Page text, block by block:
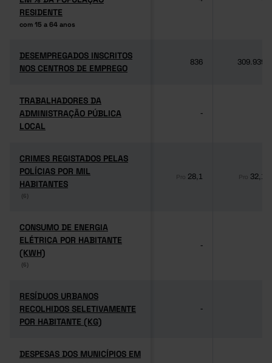
RESIDENTE
com 15 a 64 anos
RESIDENTE
com 15 a 64 anos
DESEMPREGADOS INSCRITOS
NOS CENTROS DE EMPREGO
DESEMPREGADOS INSCRITOS
NOS CENTROS DE EMPREGO
836 309.939
TRABALHADORES DA
ADMINISTRAÇÃO PÚBLICA
LOCAL
TRABALHADORES DA
ADMINISTRAÇÃO PÚBLICA
LOCAL
-
CRIMES REGISTADOS PELAS
POLÍCIAS POR MIL
HABITANTES
(6)
CRIMES REGISTADOS PELAS
POLÍCIAS POR MIL
HABITANTES
(6)
Pro 28,1 Pro 32,1
CONSUMO DE ENERGIA
ELÉTRICA POR HABITANTE
(KWH)
(6)
CONSUMO DE ENERGIA
ELÉTRICA POR HABITANTE
(KWH)
(6)
-
RESÍDUOS URBANOS
RECOLHIDOS SELETIVAMENTE
POR HABITANTE (KG)
RESÍDUOS URBANOS
RECOLHIDOS SELETIVAMENTE
POR HABITANTE (KG)
-
DESPESAS DOS MUNICÍPIOS EM
DESPESAS DOS MUNICÍPIOS EM